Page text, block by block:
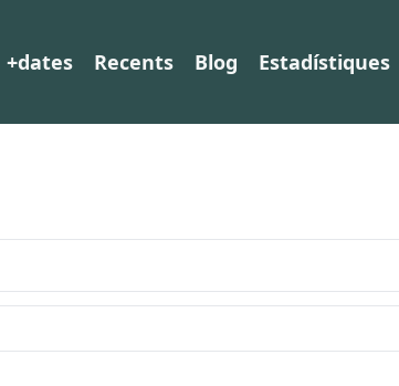
+dates Recents Blog Estadístiques